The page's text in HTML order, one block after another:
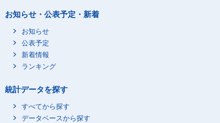
お知らせ・公表予定・新着
お知らせ
公表予定
新着情報
ランキング
統計データを探す
すべてから探す
データベースから探す